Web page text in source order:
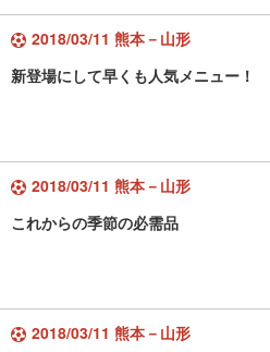
2018/03/11 熊本－山形
新登場にして早くも人気メニュー！
2018/03/11 熊本－山形
これからの季節の必需品
2018/03/11 熊本－山形